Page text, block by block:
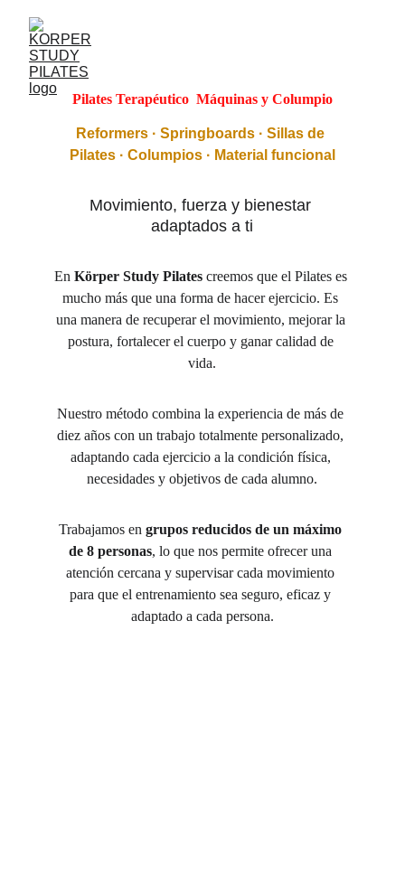
Pilates Terapéutico  Máquinas y Columpio
Reformers · Springboards · Sillas de
Pilates · Columpios · Material funcional
Movimiento, fuerza y bienestar
adaptados a ti
En Körper Study Pilates creemos que el Pilates es
mucho más que una forma de hacer ejercicio. Es
una manera de recuperar el movimiento, mejorar la
postura, fortalecer el cuerpo y ganar calidad de
vida.
Nuestro método combina la experiencia de más de
diez años con un trabajo totalmente personalizado,
adaptando cada ejercicio a la condición física,
necesidades y objetivos de cada alumno.
Trabajamos en grupos reducidos de un máximo
de 8 personas, lo que nos permite ofrecer una
atención cercana y supervisar cada movimiento
para que el entrenamiento sea seguro, eficaz y
adaptado a cada persona.